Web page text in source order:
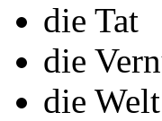
die Tat
die
die Welt